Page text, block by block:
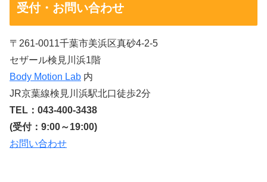
受付・お問い合わせ
〒261-0011千葉市美浜区真砂4-2-5
セザール検見川浜1階
Body Motion Lab 内
JR京葉線検見川浜駅北口徒歩2分
TEL：043-400-3438
(受付：9:00～19:00)
お問い合わせ